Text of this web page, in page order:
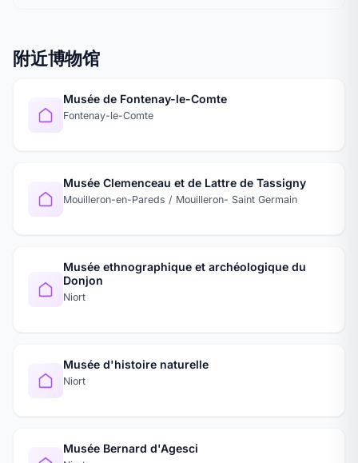
附近博物馆
Musée de Fontenay-le-Comte
Fontenay-le-Comte
Musée Clemenceau et de Lattre de Tassigny
Mouilleron-en-Pareds / Mouilleron- Saint Germain
Musée ethnographique et archéologique du
Donjon
Niort
Musée d'histoire naturelle
Niort
Musée Bernard d'Agesci